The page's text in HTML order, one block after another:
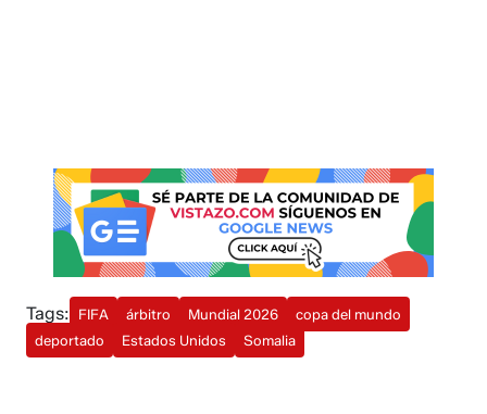
Tags: FIFA árbitro Mundial 2026
copa del mundo
deportado
Estados Unidos Somalia